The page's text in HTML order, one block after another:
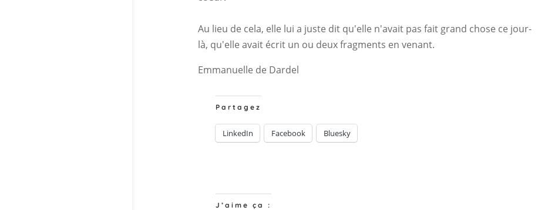
Au lieu de cela, elle lui a juste dit qu'elle n'avait pas fait grand chose ce jour-
là, qu'elle avait écrit un ou deux fragments en venant.
Emmanuelle de Dardel
Partagez
LinkedIn Facebook Bluesky
J’aime ça :